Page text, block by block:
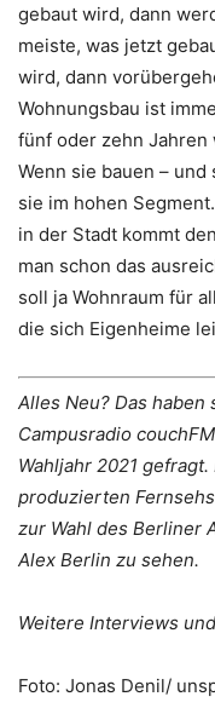
gebaut wird, dann
meiste, was jetzt
wird, dann
Wohnungsbau ist
fünf oder zehn Jahren
Wenn sie bauen –
sie im hohen
in der Stadt kommt
man schon das
soll ja Wohnraum für
die sich Eigenheime
Alles Neu? Das haben
Campusradio
Wahljahr 2021
produzierten
zur Wahl des Berliner
Alex Berlin zu sehen.
Weitere Interviews
Foto: Jonas Denil/